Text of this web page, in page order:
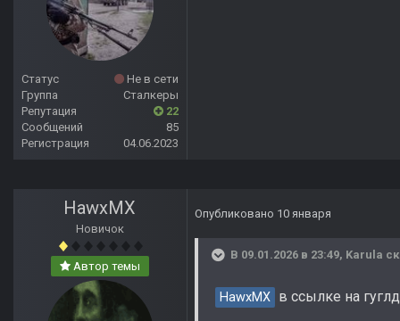
Статус
Не в сети
Группа
Сталкеры
Репутация
22
Сообщений
85
Регистрация
04.06.2023
HawxMX
Новичок
Автор темы
Опубликовано 10 января
В 09.01.2026 в 23:49, Karula
HawxMX в ссылке на